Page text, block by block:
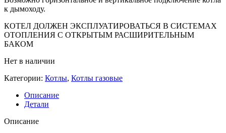
к дымоходу.
КОТЕЛ ДОЛЖЕН ЭКСПЛУАТИРОВАТЬСЯ В СИСТЕМАХ
ОТОПЛЕНИЯ С ОТКРЫТЫМ РАСШИРИТЕЛЬНЫМ
БАКОМ
Нет в наличии
Категории: Котлы, Котлы газовые
Описание
Детали
Описание